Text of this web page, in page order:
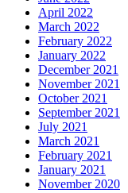
April 2022
March 2022
February 2022
January 2022
December 2021
November 2021
October 2021
September 2021
July 2021
March 2021
February 2021
January 2021
November 2020